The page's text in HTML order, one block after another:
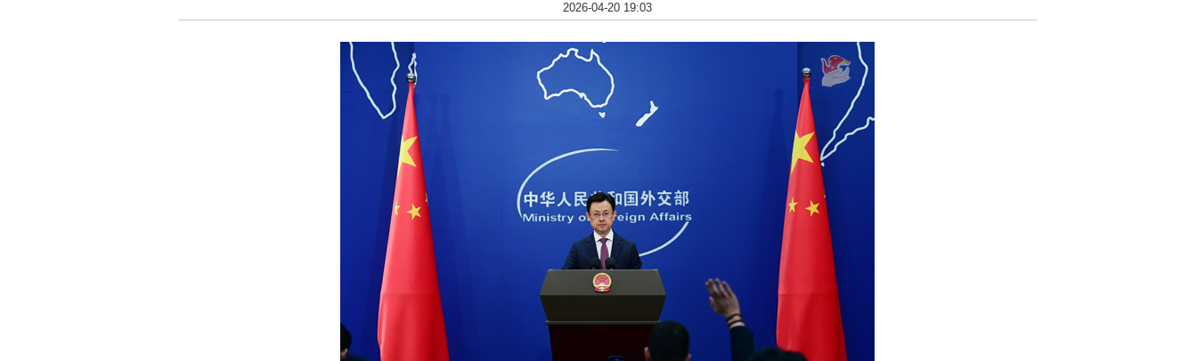
2026-04-20 19:03